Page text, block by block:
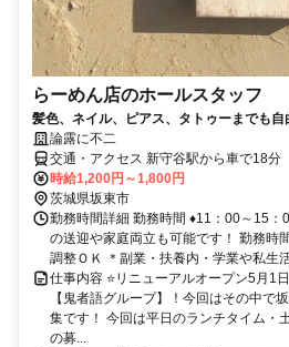
らーめん店のホールスタッフ
髪色、ネイル、ピアス、タトゥーまでも
論露に不二
交通・アクセス 新守谷駅から車で18分
時給1,200円～1,800円
茨城県坂東市
勤務時間詳細 勤務時間 ♦11：00～15
の送迎や家庭両立も可能です！ 勤務時
調整ＯＫ ＊副業・扶養内・学業や私生
仕事内容 ⭐リニューアルオープン5月1
【鬼者語グループ】！今回はその中で
集です！ 今回は平日のランチタイム・
の募...